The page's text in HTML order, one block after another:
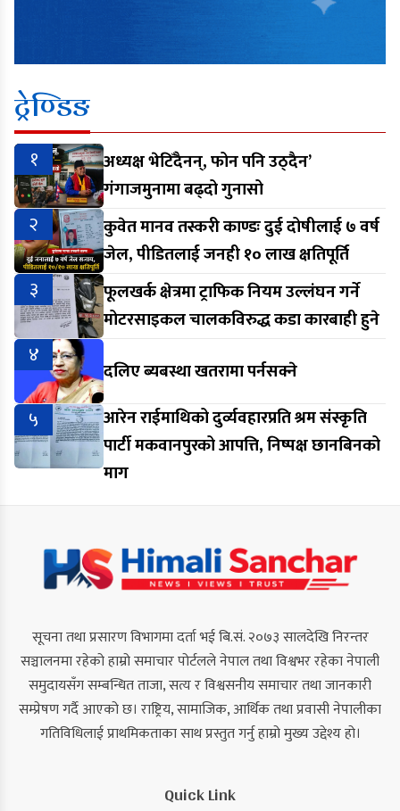
ट्रेण्डिङ
१
अध्यक्ष भेटिँदैनन्, फोन पनि उठ्दैन’
गंगाजमुनामा बढ्दो गुनासो
२
कुवेत मानव तस्करी काण्डः दुई दोषीलाई ७ वर्ष
जेल, पीडितलाई जनही १० लाख क्षतिपूर्ति
३
फूलखर्क क्षेत्रमा ट्राफिक नियम उल्लंघन गर्ने
मोटरसाइकल चालकविरुद्ध कडा कारबाही हुने
४
दलिए ब्यबस्था खतरामा पर्नसक्ने
५
आरेन राईमाथिको दुर्व्यवहारप्रति श्रम संस्कृति
पार्टी मकवानपुरको आपत्ति, निष्पक्ष छानबिनको
माग
सूचना तथा प्रसारण विभागमा दर्ता भई बि.सं. २०७३ सालदेखि निरन्तर
सञ्चालनमा रहेको हाम्रो समाचार पोर्टलले नेपाल तथा विश्वभर रहेका नेपाली
समुदायसँग सम्बन्धित ताजा, सत्य र विश्वसनीय समाचार तथा जानकारी
सम्प्रेषण गर्दै आएको छ। राष्ट्रिय, सामाजिक, आर्थिक तथा प्रवासी नेपालीका
गतिविधिलाई प्राथमिकताका साथ प्रस्तुत गर्नु हाम्रो मुख्य उद्देश्य हो।
Quick Link